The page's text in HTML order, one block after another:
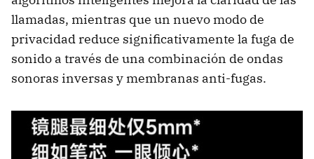
llamadas, mientras que un nuevo modo de
privacidad reduce significativamente la fuga de
sonido a través de una combinación de ondas
sonoras inversas y membranas anti-fugas.